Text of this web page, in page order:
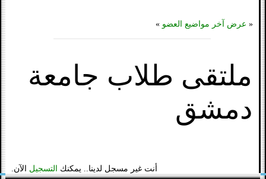
« عرض آخر مواضيع العضو »
ملتقى طلاب جامعة
دمشق
أنت غير مسجل لدينا.. يمكنك التسجيل الآن.